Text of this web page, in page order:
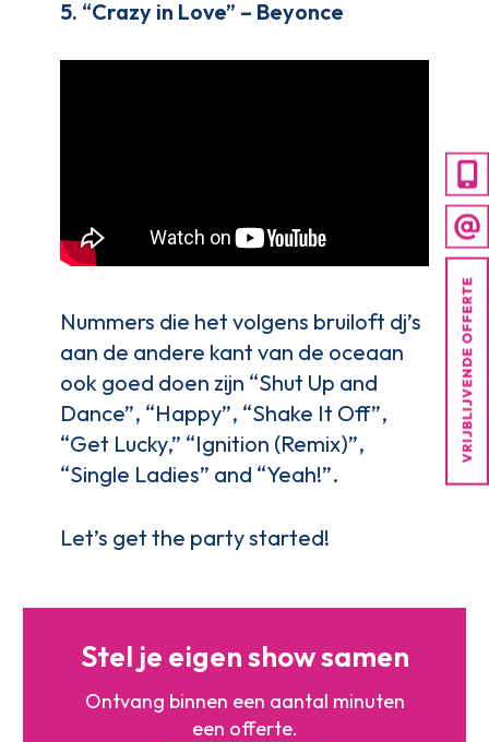
5. “Crazy in Love” – Beyonce
Nummers die het volgens bruiloft dj’s
aan de andere kant van de oceaan
ook goed doen zijn “Shut Up and
Dance”, “Happy”, “Shake It Off”,
“Get Lucky,” “Ignition (Remix)”,
“Single Ladies” and “Yeah!”.
Let’s get the party started!
Stel je eigen show samen
Ontvang binnen een aantal minuten
een offerte.